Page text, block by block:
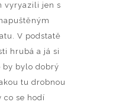
vyryazili jen s
V podstatě
hrubá a já si
by bylo dobrý
tu drobnou
co se hodí